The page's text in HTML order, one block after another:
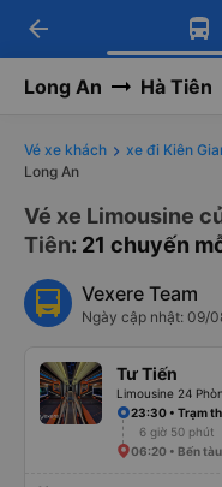
Tải
Nhận ưu
Tải
-30k/
arrow_back
Long An Hà Tiên
Vé xe khách xe đi Kiên
Long An
Vé xe Limousine
Tiên: 21 chuyến
Vexere Team
Ngày cập nhật: 09/
Tư Tiến
Limousine 24
23:30 • Trạm
6 giờ 50 phút
06:20 • Bến